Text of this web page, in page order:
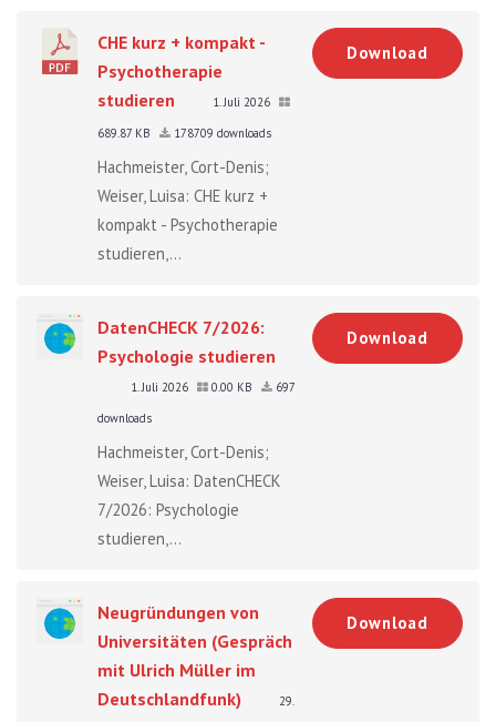
CHE kurz + kompakt -
Psychotherapie
studieren
1. Juli 2026
689.87 KB
178709 downloads
Hachmeister, Cort-Denis;
Weiser, Luisa: CHE kurz +
kompakt - Psychotherapie
studieren,...
Download
DatenCHECK 7/2026:
Psychologie studieren
1. Juli 2026 0.00 KB
697
downloads
Hachmeister, Cort-Denis;
Weiser, Luisa: DatenCHECK
7/2026: Psychologie
studieren,...
Download
Neugründungen von
Universitäten (Gespräch
mit Ulrich Müller im
Deutschlandfunk)
29.
Download